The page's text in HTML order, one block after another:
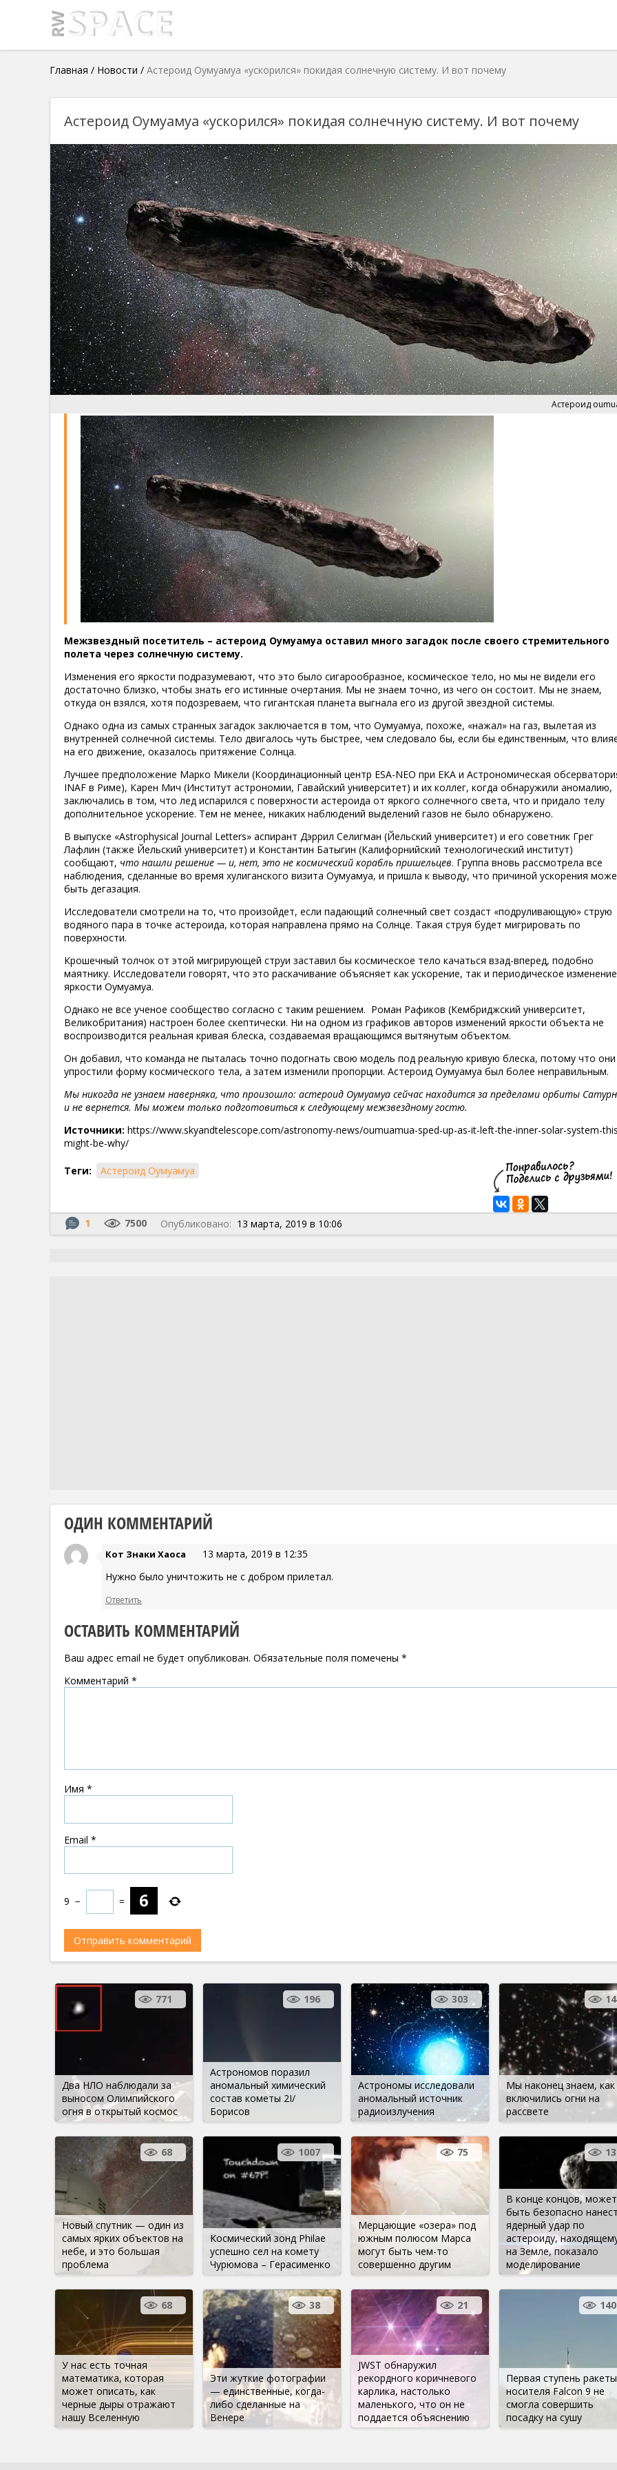
Главная / Новости / Астероид Оумуамуа «ускорился» покидая солнечную систему. И вот почему
Астероид Оумуамуа «ускорился» покидая солнечную систему. И вот почему
Астероид
Межзвездный посетитель – астероид Оумуамуа оставил много загадок после своего стремительного
полета через солнечную систему.
Изменения его яркости подразумевают, что это было сигарообразное, космическое тело, но мы не видели его
достаточно близко, чтобы знать его истинные очертания. Мы не знаем точно, из чего он состоит. Мы не знаем,
откуда он взялся, хотя подозреваем, что гигантская планета выгнала его из другой звездной системы.
Однако одна из самых странных загадок заключается в том, что Оумуамуа, похоже, «нажал» на газ, вылетая из
внутренней солнечной системы. Тело двигалось чуть быстрее, чем следовало бы, если бы единственным, что
на его движение, оказалось притяжение Солнца.
Лучшее предположение Марко Микели (Координационный центр ESA-NEO при ЕКА и Астрономическая
INAF в Риме), Карен Мич (Институт астрономии, Гавайский университет) и их коллег, когда обнаружили аномалию,
заключались в том, что лед испарился с поверхности астероида от яркого солнечного света, что и придало телу
дополнительное ускорение. Тем не менее, никаких наблюдений выделений газов не было обнаружено.
В выпуске «Astrophysical Journal Letters» аспирант Дэррил Селигман (Йельский университет) и его советник Грег
Лафлин (также Йельский университет) и Константин Батыгин (Калифорнийский технологический институт)
сообщают, что нашли решение — и, нет, это не космический корабль пришельцев. Группа вновь рассмотрела все
наблюдения, сделанные во время хулиганского визита Оумуамуа, и пришла к выводу, что причиной ускорения
быть дегазация.
Исследователи смотрели на то, что произойдет, если падающий солнечный свет создаст «подруливающую» струю
водяного пара в точке астероида, которая направлена прямо на Солнце. Такая струя будет мигрировать по
поверхности.
Крошечный толчок от этой мигрирующей струи заставил бы космическое тело качаться взад-вперед, подобно
маятнику. Исследователи говорят, что это раскачивание объясняет как ускорение, так и периодическое изменение
яркости Оумуамуа.
Однако не все ученое сообщество согласно с таким решением. Роман Рафиков (Кембриджский университет,
Великобритания) настроен более скептически. Ни на одном из графиков авторов изменений яркости объекта не
воспроизводится реальная кривая блеска, создаваемая вращающимся вытянутым объектом.
Он добавил, что команда не пыталась точно подогнать свою модель под реальную кривую блеска, потому что они
упростили форму космического тела, а затем изменили пропорции. Астероид Оумуамуа был более неправильным.
Мы никогда не узнаем наверняка, что произошло: астероид Оумуамуа сейчас находится за пределами орбиты
и не вернется. Мы можем только подготовиться к следующему межзвездному гостю.
Источники: https://www.skyandtelescope.com/astronomy-news/oumuamua-sped-up-as-it-left-the-inner-solar-system-
might-be-why/
Теги: Астероид Оумуамуа
1 7500 Опубликовано: 13 марта, 2019 в 10:06
ОДИН КОММЕНТАРИЙ
Кот Знаки Хаоса
13 марта, 2019 в 12:35
Нужно было уничтожить не с добром прилетал.
Ответить
ОСТАВИТЬ КОММЕНТАРИЙ
Ваш адрес email не будет опубликован. Обязательные поля помечены *
Комментарий *
Имя *
Email *
9 − =
Два НЛО наблюдали за
выносом Олимпийского
огня в открытый космос
771
Астрономов поразил
аномальный химический
состав кометы 2I/
Борисов
196
Астрономы исследовали
аномальный источник
радиоизлучения
303
Мы наконец знаем, как
включились огни на
рассвете
14
Новый спутник — один из
самых ярких объектов на
небе, и это большая
проблема
68
Космический зонд Philae
успешно сел на комету
Чурюмова – Герасименко
1007
Мерцающие «озера» под
южным полюсом Марса
могут быть чем-то
совершенно другим
75
В конце концов, может
быть безопасно
ядерный удар по
астероиду,
на Земле, показало
моделирование
13
У нас есть точная
математика, которая
может описать, как
черные дыры отражают
нашу Вселенную
68
Эти жуткие фотографии
— единственные, когда-
либо сделанные на
Венере
38
JWST обнаружил
рекордного коричневого
карлика, настолько
маленького, что он не
поддается объяснению
21
Первая ступень
носителя Falcon 9 не
смогла совершить
посадку на сушу
140